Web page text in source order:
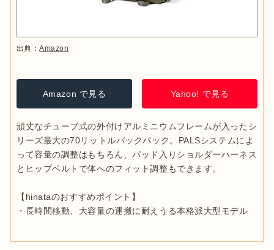
出典：Amazon
Amazon で見る Yahoo! で見る
頑丈なチューブ式の外付けアルミニウムフレームが入ったシ
リーズ最大の70リットルバックパック。PALSシステムによ
って容量の調整はもちろん、パッド入りショルダーハーネス
とヒップベルトで体へのフィット調整もできます。
【hinataのおすすめポイント】
・長時間移動、大容量の運搬に耐えうる本格派大型モデル